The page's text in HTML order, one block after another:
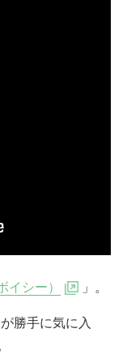
シー） 」。
勝手に気に入